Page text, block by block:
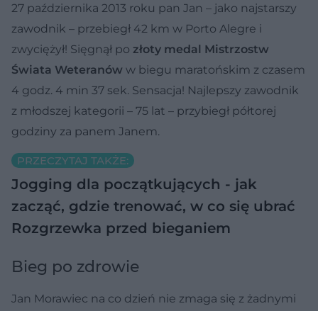
27 października 2013 roku pan Jan – jako najstarszy
zawodnik – przebiegł 42 km w Porto Alegre i
zwyciężył! Sięgnął po złoty medal Mistrzostw
Świata Weteranów w biegu maratońskim z czasem
4 godz. 4 min 37 sek. Sensacja! Najlepszy zawodnik
z młodszej kategorii – 75 lat – przybiegł półtorej
godziny za panem Janem.
PRZECZYTAJ TAKŻE:
Jogging dla początkujących - jak
zacząć, gdzie trenować, w co się ubrać
Rozgrzewka przed bieganiem
Bieg po zdrowie
Jan Morawiec na co dzień nie zmaga się z żadnymi